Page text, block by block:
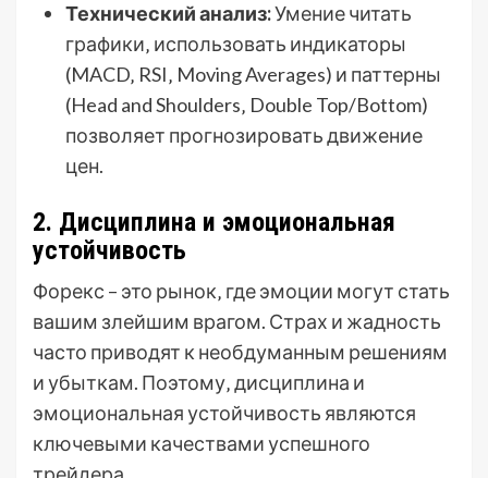
Технический анализ:Умение читать
графики‚ использовать индикаторы
(MACD‚ RSI‚ Moving Averages) и паттерны
(Head and Shoulders‚ Double Top/Bottom)
позволяет прогнозировать движение
цен.
2. Дисциплина и эмоциональная
устойчивость
Форекс – это рынок‚ где эмоции могут стать
вашим злейшим врагом. Страх и жадность
часто приводят к необдуманным решениям
и убыткам. Поэтому‚ дисциплина и
эмоциональная устойчивость являются
ключевыми качествами успешного